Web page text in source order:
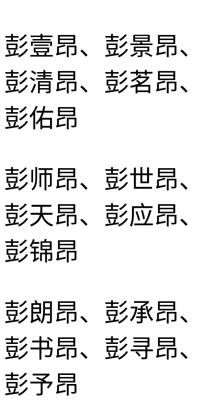
彭壹昂、彭景昂、
彭清昂、彭茗昂、
彭佑昂
彭师昂、彭世昂、
彭天昂、彭应昂、
彭锦昂
彭朗昂、彭承昂、
彭书昂、彭寻昂、
彭予昂